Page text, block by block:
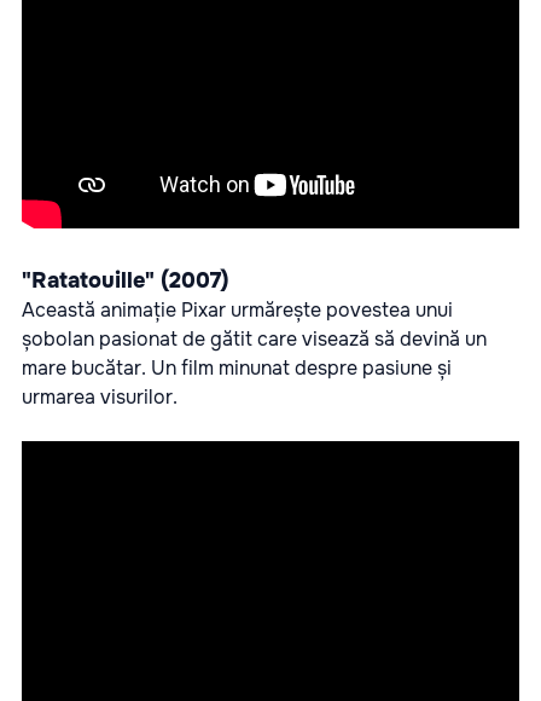
"Ratatouille" (2007)
Această animație Pixar urmărește povestea unui
șobolan pasionat de gătit care visează să devină un
mare bucătar. Un film minunat despre pasiune și
urmarea visurilor.